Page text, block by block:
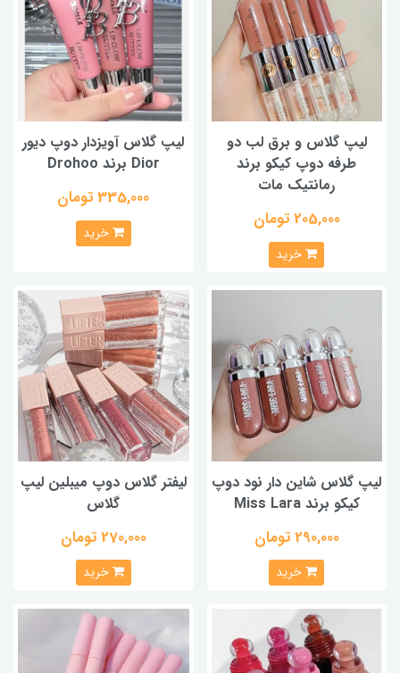
لیپ گلاس و برق لب دو
طرفه دوپ کیکو برند
رمانتیک مات
205,000 تومان
خرید
لیپ گلاس آویزدار دوپ دیور
Dior برند Drohoo
335,000 تومان
خرید
لیپ گلاس شاین دار نود دوپ
کیکو برند Miss Lara
290,000 تومان
خرید
لیفتر گلاس دوپ میبلین لیپ
گلاس
270,000 تومان
خرید